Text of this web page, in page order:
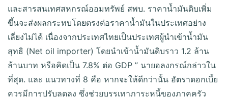
และสารสนเทศสหกรณ์ออมทรัพย์ สพบ. ราคาน้ำมันดิบเพิ่ม
ขึ้นจะส่งผลกระทบโดยตรงต่อราคาน้ำมันในประเทศอย่าง
เลี่ยงไม่ได้ เนื่องจากประเทศไทยเป็นประเทศผู้นำเข้าน้ำมัน
สุทธิ (Net oil importer) โดยนำเข้าน้ำมันดิบราว 1.2 ล้าน
ล้านบาท หรือคิดเป็น 7.8% ต่อ GDP ” นายอลงกรณ์กล่าวใน
ที่สุด. และ แนวทางที่ 8 คือ หากจะให้ดีกว่านั้น อัตราดอกเบี้ย
ควรมีการปรับลดลง ซึ่งช่วยบรรเทาภาระหนี้ของภาคครัว